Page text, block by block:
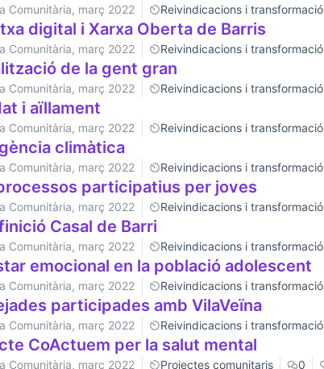
Comunitària, març 2022 Reivindicacions i transformació
digital i Xarxa Oberta de Barris
Comunitària, març 2022 Reivindicacions i transformació
de la gent gran
Comunitària, març 2022 Reivindicacions i transformació
i aïllament
Comunitària, març 2022 Reivindicacions i transformació
climàtica
Comunitària, març 2022 Reivindicacions i transformació
participatius per joves
Comunitària, març 2022 Reivindicacions i transformació
Casal de Barri
Comunitària, març 2022 Reivindicacions i transformació
emocional en la població adolescent
Comunitària, març 2022 Reivindicacions i transformació
participades amb VilaVeïna
Comunitària, març 2022 Reivindicacions i transformació
CoActuem per la salut mental
Comunitària, març 2022 Projectes comunitaris 0